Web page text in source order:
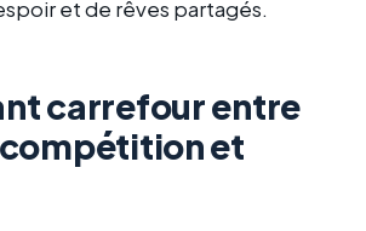
et de rêves partagés.
carrefour entre
et